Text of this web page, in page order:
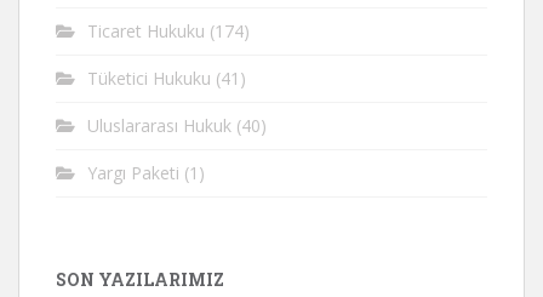
Ticaret Hukuku (174)
Tüketici Hukuku (41)
Uluslararası Hukuk (40)
Yargı Paketi (1)
SON YAZILARIMIZ